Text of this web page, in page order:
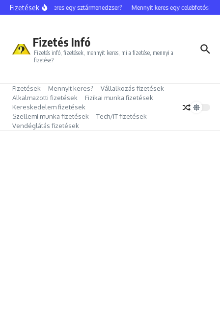
Ugrás a tartalomhoz
Fizetések
Mennyit keres egy sztármenedzser? Mennyit keres egy celebfotós?
Fizetés Infó
Fizetés infó, fizetések, mennyit keres, mi a fizetése, mennyi a
fizetése?
Fizetések Mennyit keres?
Vállalkozás fizetések
Alkalmazotti fizetések
Fizikai munka fizetések
Kereskedelem fizetések
Szellemi munka fizetések
Tech/IT fizetések
Vendéglátás fizetések